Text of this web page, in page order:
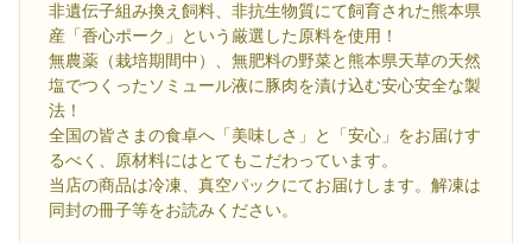
非遺伝子組み換え飼料、非抗生物質にて飼育された熊本県
産「香心ポーク」という厳選した原料を使用！
無農薬（栽培期間中）、無肥料の野菜と熊本県天草の天然
塩でつくったソミュール液に豚肉を漬け込む安心安全な製
法！
全国の皆さまの食卓へ「美味しさ」と「安心」をお届けす
るべく、原材料にはとてもこだわっています。
当店の商品は冷凍、真空パックにてお届けします。解凍は
同封の冊子等をお読みください。